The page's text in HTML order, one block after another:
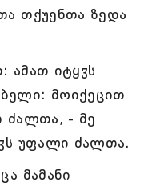
თქუენთა ზედა
ამათ იტყჳს
მოიქეცით
ძალთა, - მე
უფალი ძალთა.
მამანი